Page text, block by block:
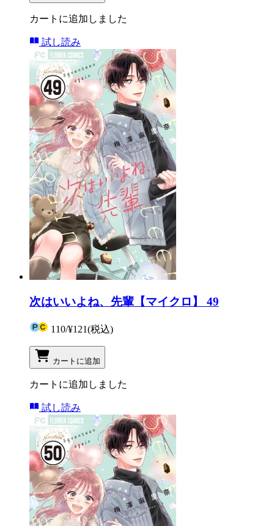
カートに追加しました
試し読み
次はいいよね、先輩【マイクロ】 49
110/¥121(税込)
カートに追加
カートに追加しました
試し読み